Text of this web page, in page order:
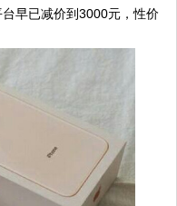
早已减价到3000元，性价